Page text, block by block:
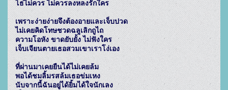
โธ่ไม่ควร ไม่ควรลงหลงรักใคร
เพราะง่ายง่ายจึงต้องอายและเจ็บปวด
ไม่เคยคิดโทษชวดฉลูเลิกถูไถ
ความโอหัง ขาดยับยั้ง ไม่ฟังใคร
เจ็บเจียนตายเธอสวมเขาเราโง่เอง
ที่ผ่านมาเคยยืนได้ไม่เคยล้ม
พอได้ชมลิ้มรสล้มเธอข่มเหง
นับจากนี้ฉันอยู่ได้ยิ้มได้ใจนักเลง